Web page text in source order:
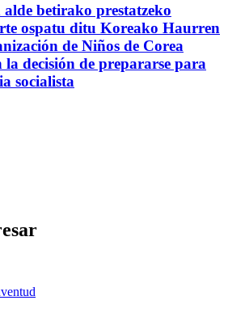
betirako prestatzeko
ospatu ditu Koreako Haurren
de Niños de Corea
la decisión de prepararse para
socialista